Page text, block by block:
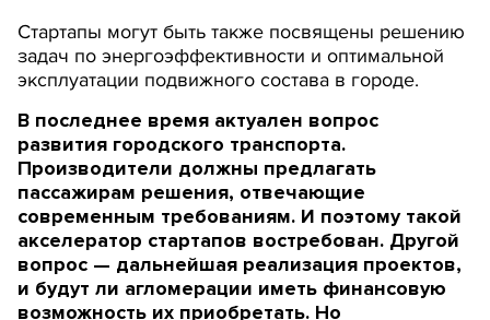
Стартапы могут быть также посвящены решению
задач по энергоэффективности и оптимальной
эксплуатации подвижного состава в городе.
В последнее время актуален вопрос
развития городского транспорта.
Производители должны предлагать
пассажирам решения, отвечающие
современным требованиям. И поэтому такой
акселератор стартапов востребован. Другой
вопрос — дальнейшая реализация проектов,
и будут ли агломерации иметь финансовую
возможность их приобретать. Но